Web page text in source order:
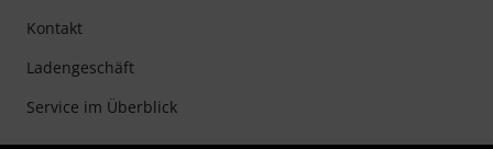
Kontakt
Ladengeschäft
Service im Überblick